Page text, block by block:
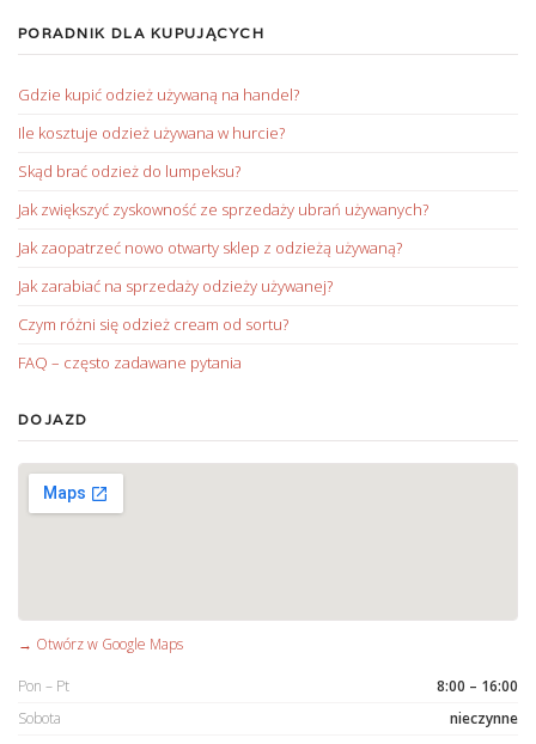
PORADNIK DLA KUPUJĄCYCH
Gdzie kupić odzież używaną na handel?
Ile kosztuje odzież używana w hurcie?
Skąd brać odzież do lumpeksu?
Jak zwiększyć zyskowność ze sprzedaży ubrań używanych?
Jak zaopatrzeć nowo otwarty sklep z odzieżą używaną?
Jak zarabiać na sprzedaży odzieży używanej?
Czym różni się odzież cream od sortu?
FAQ – często zadawane pytania
DOJAZD
→ Otwórz w Google Maps
Pon – Pt
8:00 – 16:00
Sobota
nieczynne